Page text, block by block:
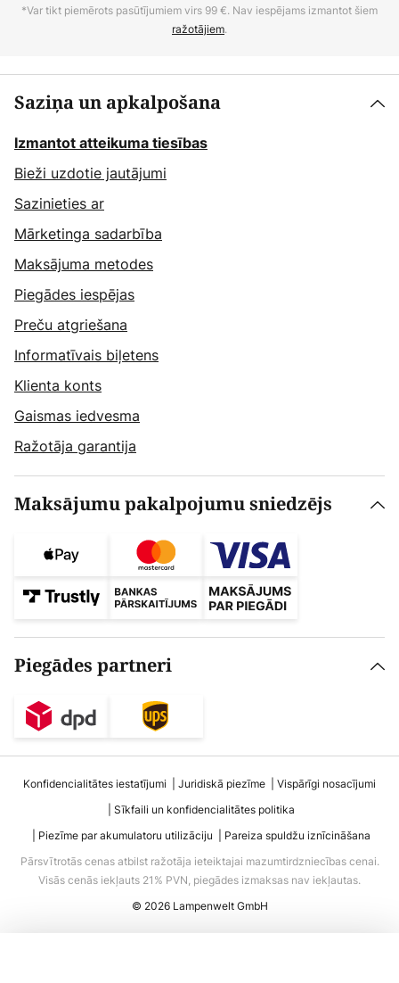
*Var tikt piemērots pasūtījumiem virs 99 €. Nav iespējams izmantot šiem
ražotājiem.
Saziņa un apkalpošana
Izmantot atteikuma tiesības
Bieži uzdotie jautājumi
Sazinieties ar
Mārketinga sadarbība
Maksājuma metodes
Piegādes iespējas
Preču atgriešana
Informatīvais biļetens
Klienta konts
Gaismas iedvesma
Ražotāja garantija
Maksājumu pakalpojumu sniedzējs
Piegādes partneri
Konfidencialitātes iestatījumi Juridiskā piezīme
Vispārīgi nosacījumi
Sīkfaili un konfidencialitātes politika
Piezīme par akumulatoru utilizāciju
Pareiza spuldžu iznīcināšana
Pārsvītrotās cenas atbilst ražotāja ieteiktajai mazumtirdzniecības cenai.
Visās cenās iekļauts 21% PVN, piegādes izmaksas nav iekļautas.
© 2026 Lampenwelt GmbH